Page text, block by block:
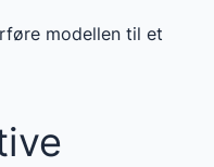
modellen til et